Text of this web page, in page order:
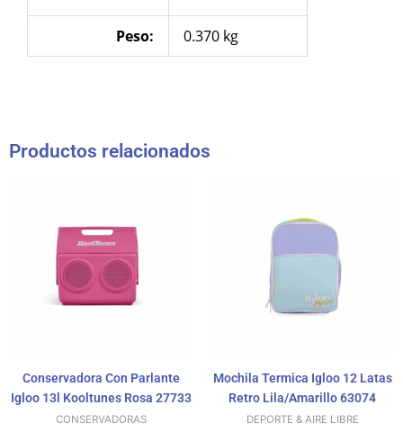
Peso: 0.370 kg
Productos relacionados
Conservadora Con Parlante
Igloo 13l Kooltunes Rosa 27733
CONSERVADORAS
Mochila Termica Igloo 12 Latas
Retro Lila/Amarillo 63074
DEPORTE & AIRE LIBRE